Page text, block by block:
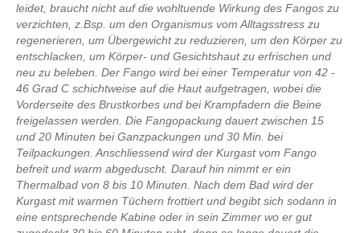
leidet, braucht nicht auf die wohltuende Wirkung des Fangos zu
verzichten, z.Bsp. um den Organismus vom Alltagsstress zu
regenerieren, um Übergewicht zu reduzieren, um den Körper zu
entschlacken, um Körper- und Gesichtshaut zu erfrischen und
neu zu beleben. Der Fango wird bei einer Temperatur von 42 -
46 Grad C schichtweise auf die Haut aufgetragen, wobei die
Vorderseite des Brustkorbes und bei Krampfadern die Beine
freigelassen werden. Die Fangopackung dauert zwischen 15
und 20 Minuten bei Ganzpackungen und 30 Min. bei
Teilpackungen. Anschliessend wird der Kurgast vom Fango
befreit und warm abgeduscht. Darauf hin nimmt er ein
Thermalbad von 8 bis 10 Minuten. Nach dem Bad wird der
Kurgast mit warmen Tüchern frottiert und begibt sich sodann in
eine entsprechende Kabine oder in sein Zimmer wo er gut